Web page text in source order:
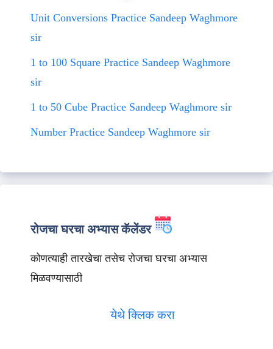
Unit Conversions Practice Sandeep Waghmore
sir
1 to 100 Square Practice Sandeep Waghmore
sir
1 to 50 Cube Practice Sandeep Waghmore sir
Number Practice Sandeep Waghmore sir
रोजचा घरचा अभ्यास कॅलेंडर
कोणत्याही तारखेचा तसेच रोजचा घरचा अभ्यास
मिळवण्यासाठी
येथे क्लिक करा